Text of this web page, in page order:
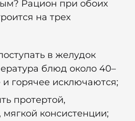
Рацион при обоих
на трех
в желудок
блюд около 40–
и горячее исключаются;
протертой,
консистенции;